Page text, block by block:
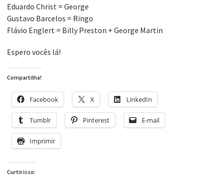
Eduardo Christ = George
Gustavo Barcelos = Ringo
Flávio Englert = Billy Preston + George Martin
Espero vocês lá!
Compartilha!
Facebook X LinkedIn
Tumblr Pinterest E-mail
Imprimir
Curtir isso: